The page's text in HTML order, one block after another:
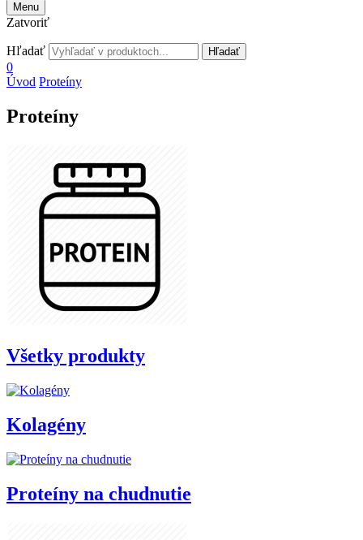
Menu
Zatvoriť
Hľadať Hľadať
0
Úvod Proteíny
Proteíny
Všetky produkty
Kolagény
Proteíny na chudnutie